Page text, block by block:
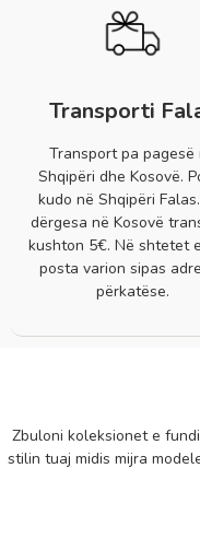
Transporti
Transport pa pagesë
Shqipëri dhe Kosovë.
kudo në Shqipëri
dërgesa në Kosovë
kushton 5€. Në shtetet
posta varion sipas
përkatëse.
Zbuloni koleksionet e
stilin tuaj midis mijra